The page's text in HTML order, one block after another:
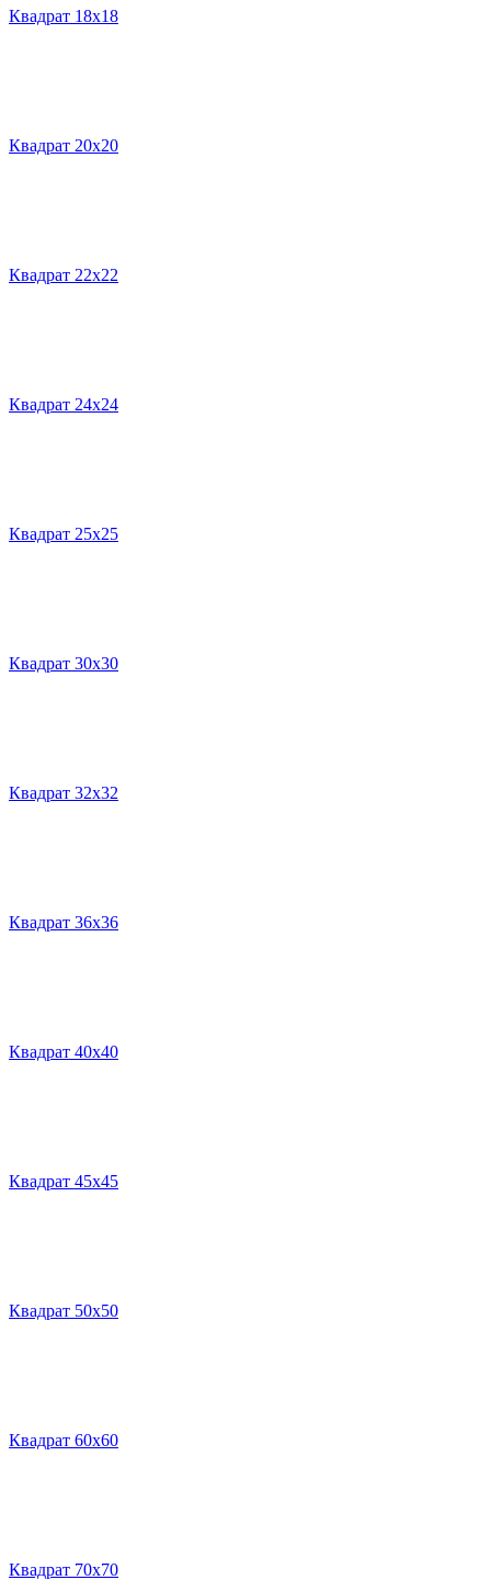
Квадрат 18х18
Квадрат 20х20
Квадрат 22х22
Квадрат 24х24
Квадрат 25х25
Квадрат 30х30
Квадрат 32х32
Квадрат 36х36
Квадрат 40х40
Квадрат 45х45
Квадрат 50х50
Квадрат 60х60
Квадрат 70х70